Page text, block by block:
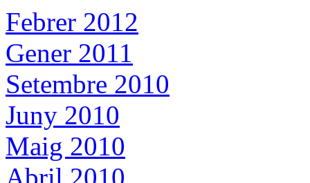
Febrer 2012
Gener 2011
Setembre 2010
Juny 2010
Maig 2010